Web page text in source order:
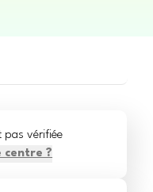
pas vérifiée
centre ?